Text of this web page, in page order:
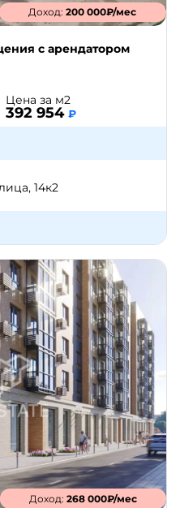
Доход:200 000₽/мес
с арендатором
Цена за м2
392 954 ₽
14к2
Доход:268 000₽/мес